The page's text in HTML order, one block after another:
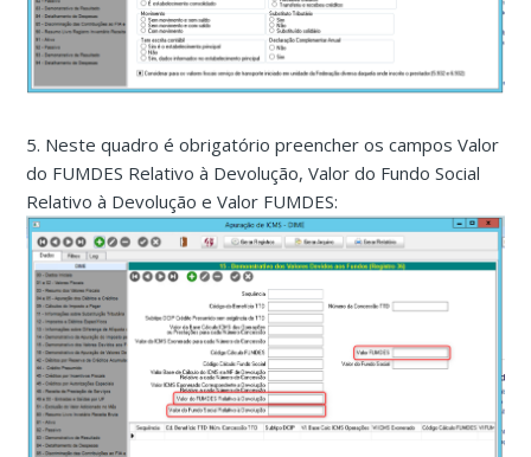
5. Neste quadro é obrigatório preencher os campos Valor
do FUMDES Relativo à Devolução, Valor do Fundo Social
Relativo à Devolução e Valor FUMDES: